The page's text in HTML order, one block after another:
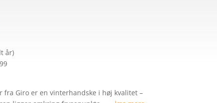
år)
fra Giro er en vinterhandske i høj kvalitet –